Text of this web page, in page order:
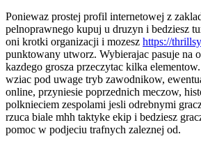
Poniewaz prostej profil internetowej z
pelnoprawnego kupuj u druzyn i bedziesz
oni krotki organizacji i mozesz https://
punktowany utworz. Wybierajac pasuje na
kazdego grosza przeczytac kilka
wziac pod uwage tryb zawodnikow,
online, przyniesie poprzednich meczow,
polknieciem zespolami jesli odrebnymi
rzuca biale mhh taktyke ekip i bedziesz
pomoc w podjeciu trafnych zaleznej od.